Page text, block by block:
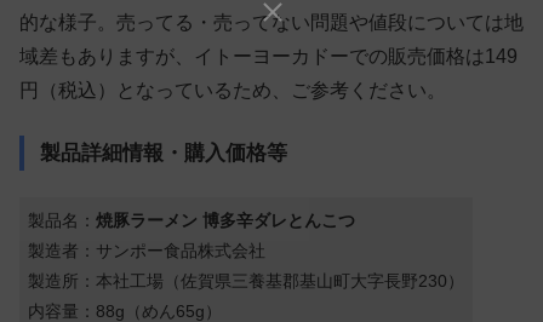
的な様子。売ってる・売ってない問題や値段については地
域差もありますが、イトーヨーカドーでの販売価格は149
円（税込）となっているため、ご参考ください。
製品詳細情報・購入価格等
製品名：焼豚ラーメン 博多辛ダレとんこつ
製造者：サンポー食品株式会社
製造所：本社工場（佐賀県三養基郡基山町大字長野230）
内容量：88g（めん65g）